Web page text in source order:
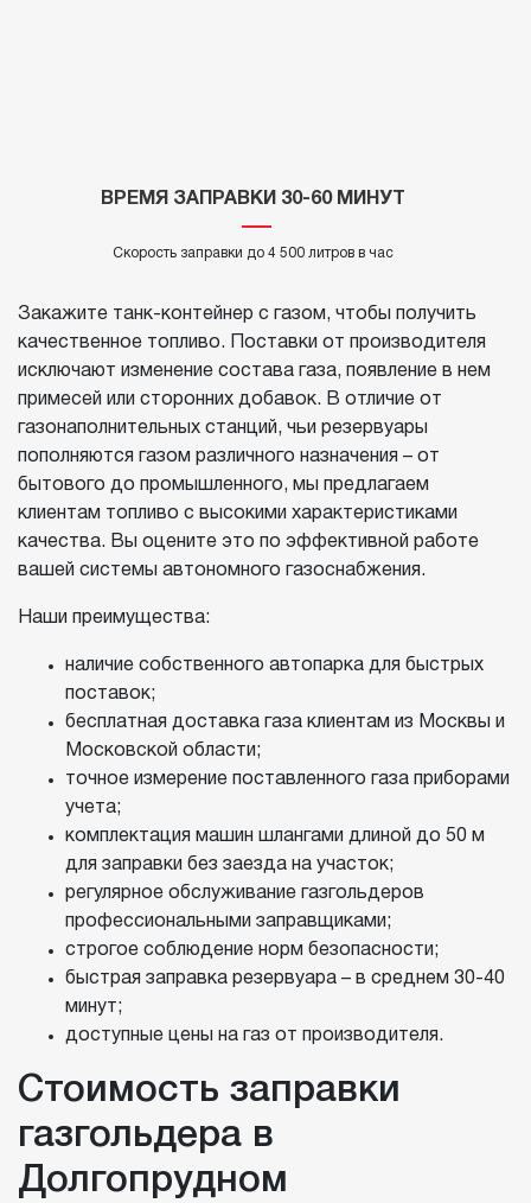
ВРЕМЯ ЗАПРАВКИ 30-60 МИНУТ
Скорость заправки до 4 500 литров в час
Закажите танк-контейнер с газом, чтобы получить
качественное топливо. Поставки от производителя
исключают изменение состава газа, появление в нем
примесей или сторонних добавок. В отличие от
газонаполнительных станций, чьи резервуары
пополняются газом различного назначения – от
бытового до промышленного, мы предлагаем
клиентам топливо с высокими характеристиками
качества. Вы оцените это по эффективной работе
вашей системы автономного газоснабжения.
Наши преимущества:
наличие собственного автопарка для быстрых
поставок;
бесплатная доставка газа клиентам из Москвы и
Московской области;
точное измерение поставленного газа приборами
учета;
комплектация машин шлангами длиной до 50 м
для заправки без заезда на участок;
регулярное обслуживание газгольдеров
профессиональными заправщиками;
строгое соблюдение норм безопасности;
быстрая заправка резервуара – в среднем 30-40
минут;
доступные цены на газ от производителя.
Стоимость заправки
газгольдера в
Долгопрудном